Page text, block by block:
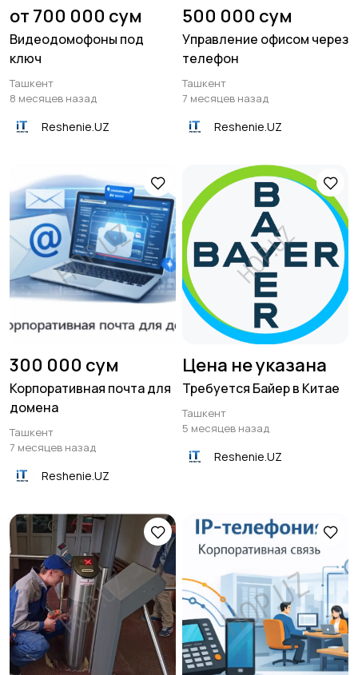
от 700 000 сум
Видеодомофоны под
ключ
Ташкент
8 месяцев назад
Reshenie.UZ
500 000 сум
Управление офисом через
телефон
Ташкент
7 месяцев назад
Reshenie.UZ
300 000 сум
Корпоративная почта для
домена
Ташкент
7 месяцев назад
Reshenie.UZ
Цена не указана
Требуется Байер в Китае
Ташкент
5 месяцев назад
Reshenie.UZ